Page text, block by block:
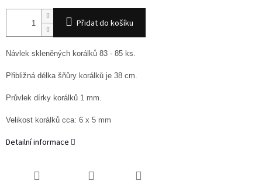
Přidat do košíku
Návlek skleněných korálků 83 - 85 ks.
Přibližná délka šňůry korálků je 38 cm.
Průvlek dírky korálků 1 mm.
Velikost korálků cca: 6 x 5 mm
Detailní informace